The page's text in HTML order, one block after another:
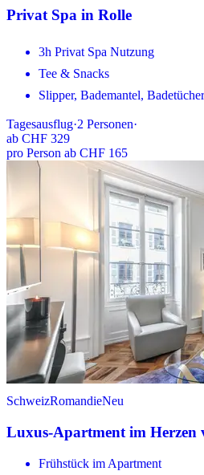
Privat Spa in Rolle
3h Privat Spa Nutzung
Tee & Snacks
Slipper, Bademantel, Badetücher
Tagesausflug·2 Personen·
ab CHF 329
pro Person ab CHF 165
SchweizRomandieNeu
Luxus-Apartment im Herzen
Frühstück im Apartment